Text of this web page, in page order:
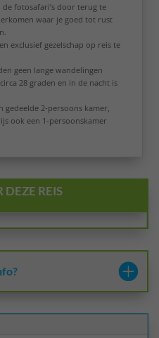
de fotosafari’s door terug te
waar je goed tot rust
exclusief gezelschap op reis te
geen lange wandelingen
28 graden en in de nacht is
gedeelde 2-persoons kamer,
ook een 1-persoonskamer
DEZE REIS